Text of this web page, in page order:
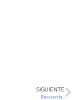
SIGUIENTE
Recuerda…